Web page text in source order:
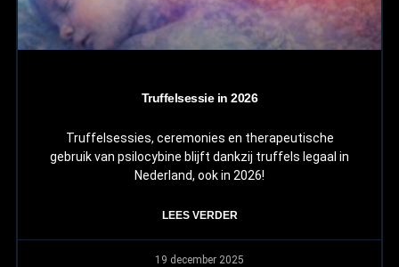
Truffelsessie in 2026
Truffelsessies, ceremonies en therapeutische
gebruik van psilocybine blijft dankzij truffels legaal in
Nederland, ook in 2026!
LEES VERDER
19 december 2025